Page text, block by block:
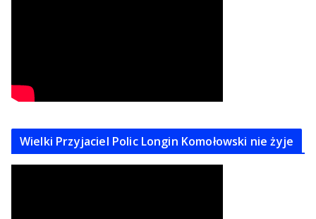
Wielki Przyjaciel Polic Longin Komołowski nie żyje